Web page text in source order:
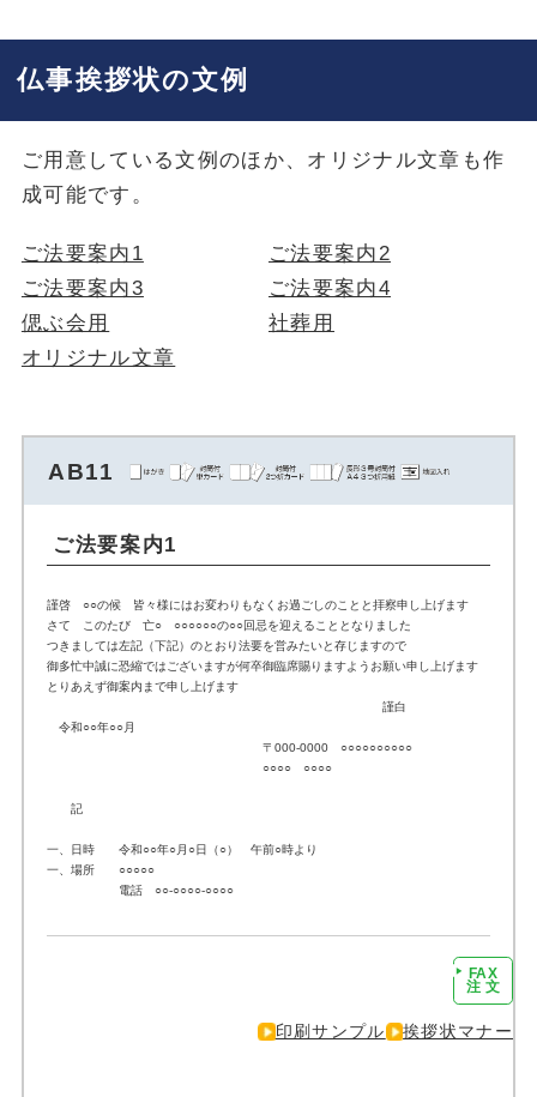
仏事挨拶状の文例
ご用意している文例のほか、オリジナル文章も作
成可能です。
ご法要案内1
ご法要案内2
ご法要案内3
ご法要案内4
偲ぶ会用
社葬用
オリジナル文章
AB11
ご法要案内1
謹啓 ○○の候 皆々様にはお変わりもなくお過ごしのことと拝察申し上げます
さて このたび 亡○ ○○○○○○の○○回忌を迎えることとなりました
つきましては左記（下記）のとおり法要を営みたいと存じますので
御多忙中誠に恐縮ではございますが何卒御臨席賜りますようお願い申し上げます
とりあえず御案内まで申し上げます
謹白
令和○○年○○月
〒000-0000 ○○○○○○○○○○
○○○○ ○○○○
記
一、日時 令和○○年○月○日（○） 午前○時より
一、場所 ○○○○○
電話 ○○-○○○○-○○○○
FAX
注 文
印刷サンプル 挨拶状マナー